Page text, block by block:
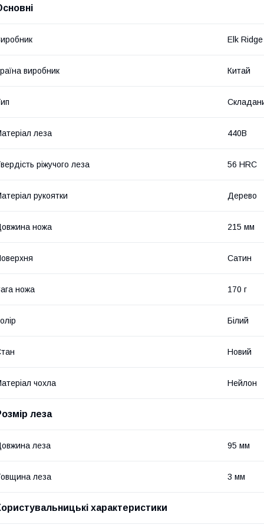
Elk Ridge
виробник Китай
леза 440B
ріжучого леза 56 HRC
рукоятки Дерево
ножа 215 мм
Сатин
ножа 170 г
Білий
Новий
чохла Нейлон
леза
леза 95 мм
леза 3 мм
характеристики